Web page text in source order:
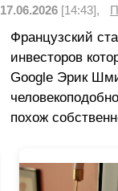
17.06.2026 [14:43],
Французский
инвесторов
Google Эрик
похож